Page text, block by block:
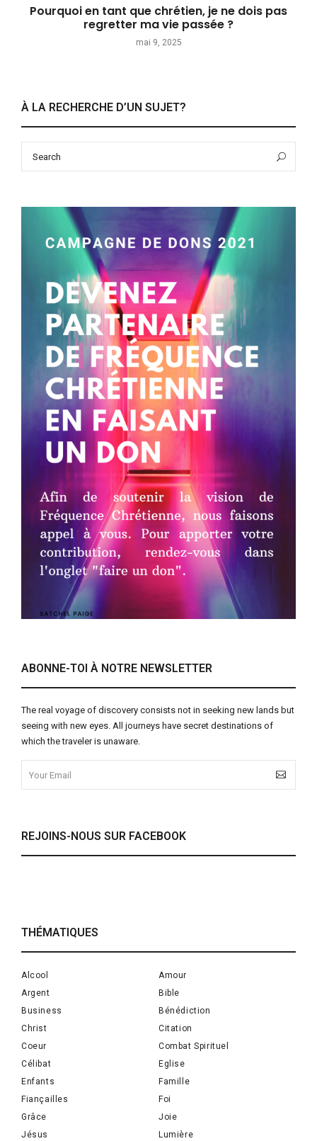
Pourquoi en tant que chrétien, je ne dois pas
regretter ma vie passée ?
mai 9, 2025
À LA RECHERCHE D’UN SUJET?
ABONNE-TOI À NOTRE NEWSLETTER
The real voyage of discovery consists not in seeking new lands but
seeing with new eyes. All journeys have secret destinations of
which the traveler is unaware.
REJOINS-NOUS SUR FACEBOOK
THÉMATIQUES
Alcool
Amour
Argent
Bible
Business
Bénédiction
Christ
Citation
Coeur
Combat Spirituel
Célibat
Eglise
Enfants
Famille
Fiançailles
Foi
Grâce
Joie
Jésus
Lumière